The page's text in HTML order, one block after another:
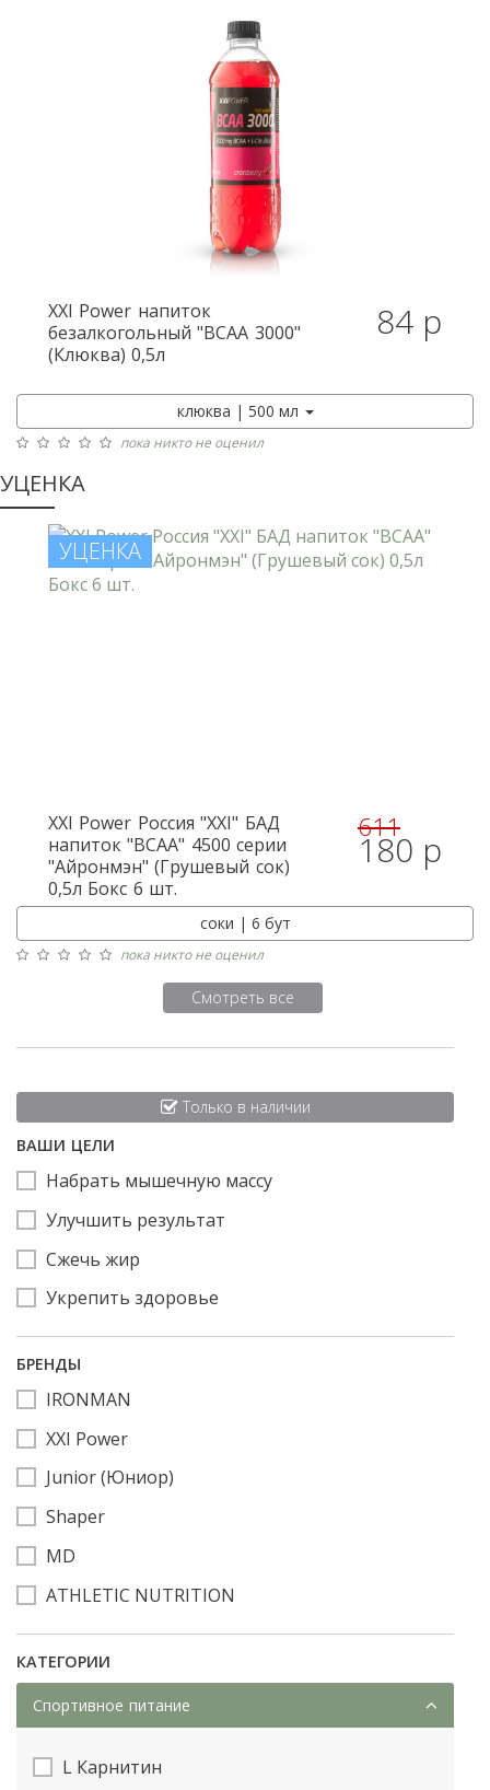
XXI Power напиток
безалкогольный "BCAA 3000"
(Клюква) 0,5л
84 р
клюква | 500 мл
пока никто не оценил
УЦЕНКА
УЦЕНКА
XXI Power Россия "XXI" БАД
напиток "BCAA" 4500 серии
"Айронмэн" (Грушевый сок)
0,5л Бокс 6 шт.
611
180 р
соки | 6 бут
пока никто не оценил
Смотреть все
Только в наличии
ВАШИ ЦЕЛИ
Набрать мышечную массу
Улучшить результат
Сжечь жир
Укрепить здоровье
БРЕНДЫ
IRONMAN
XXI Power
Junior (Юниор)
Shaper
MD
ATHLETIC NUTRITION
КАТЕГОРИИ
Спортивное питание
L Карнитин